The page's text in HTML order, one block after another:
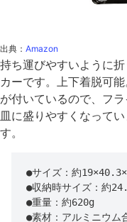
出典： Amazon
持ち運びやすいように
カーです。上下着脱可
が付いているので、フ
皿に盛りやすくなって
す。
●サイズ：約
●収納時サイズ：約
●重量：約620g
●素材：アルミニウム